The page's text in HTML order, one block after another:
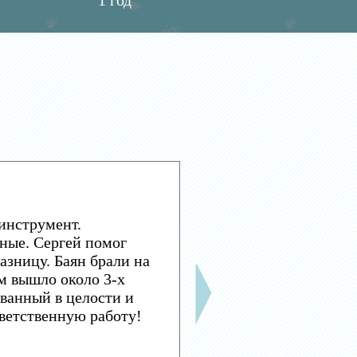
Сергей помог
Баян брали на
вышло около 3-х
в целости и
работу!